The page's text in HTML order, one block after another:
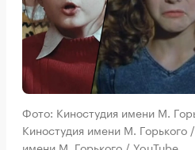
Фото: Киностудия имени М.
Киностудия имени М. Горького